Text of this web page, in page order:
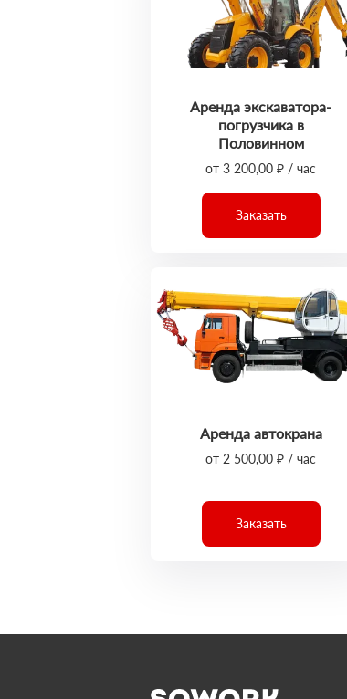
Аренда экскаватора-
погрузчика в
Половинном
от 3 200,00 ₽ / час
Заказать
Аренда автокрана
от 2 500,00 ₽ / час
Заказать